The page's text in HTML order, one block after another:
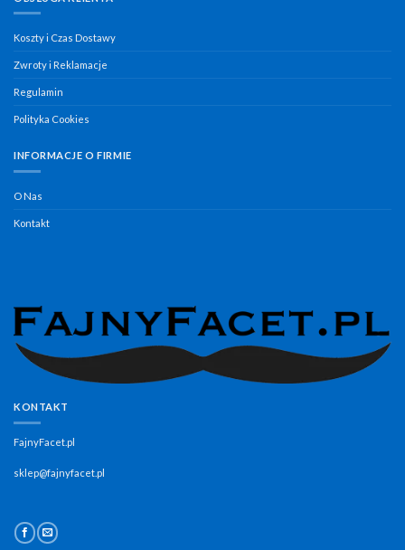
Koszty i Czas Dostawy
Zwroty i Reklamacje
Regulamin
Polityka Cookies
INFORMACJE O FIRMIE
O Nas
Kontakt
KONTAKT
FajnyFacet.pl
sklep@fajnyfacet.pl